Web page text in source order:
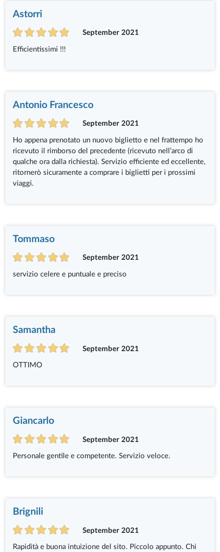
Astorri
September 2021
Efficientissimi !!!
Antonio Francesco
September 2021
Ho appena prenotato un nuovo biglietto e nel frattempo ho
ricevuto il rimborso del precedente (ricevuto nell’arco di
qualche ora dalla richiesta). Servizio efficiente ed eccellente,
ritornerò sicuramente a comprare i biglietti per i prossimi
viaggi.
Tommaso
September 2021
servizio celere e puntuale e preciso
Samantha
September 2021
OTTIMO
Giancarlo
September 2021
Personale gentile e competente. Servizio veloce.
Brignili
September 2021
Rapidità e buona intuizione del sito. Piccolo appunto. Chi